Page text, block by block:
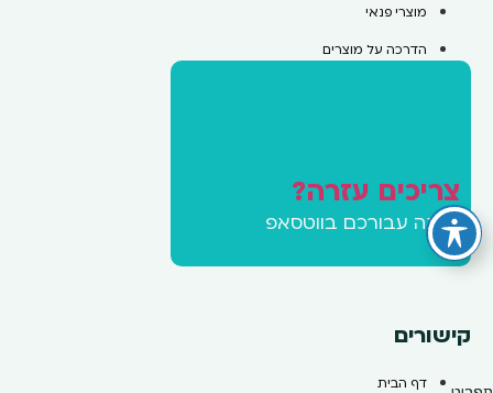
מוצרי פנאי
הדרכה על מוצרים
צריכים עזרה?
זמינה עבורכם בווטסאפ
קישורים
דף הבית